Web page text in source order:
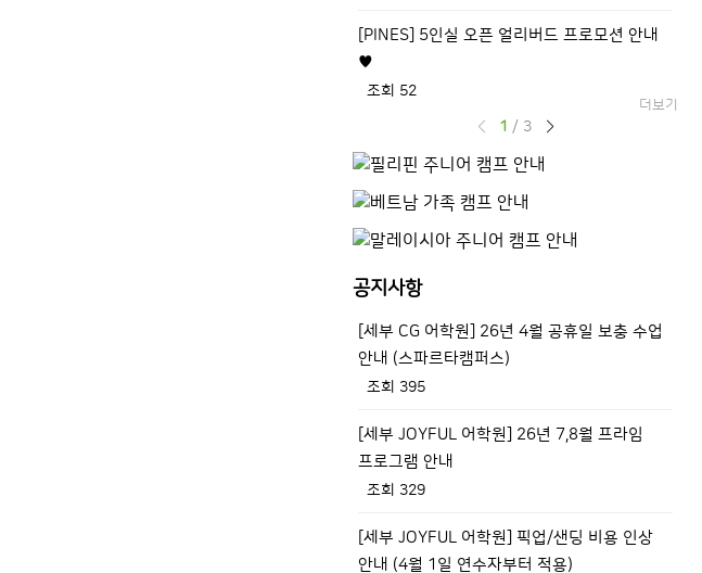
[PINES] 5인실 오픈 얼리버드 프로모션 안내
♥
조회 52
더보기
1 / 3
공지사항
[세부 CG 어학원] 26년 4월 공휴일 보충 수업
안내 (스파르타캠퍼스)
조회 395
[세부 JOYFUL 어학원] 26년 7,8월 프라임
프로그램 안내
조회 329
[세부 JOYFUL 어학원] 픽업/샌딩 비용 인상
안내 (4월 1일 연수자부터 적용)